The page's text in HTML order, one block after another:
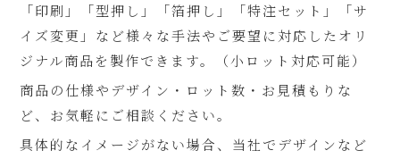
「印刷」「型押し」「箔押し」「特注セット」「サ
イズ変更」など様々な手法やご要望に対応したオリ
ジナル商品を製作できます。（小ロット対応可能）
商品の仕様やデザイン・ロット数・お見積もりな
ど、お気軽にご相談ください。
具体的なイメージがない場合、当社でデザインなど